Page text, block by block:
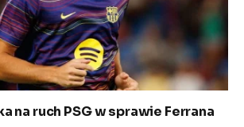
na ruch PSG w sprawie Ferrana